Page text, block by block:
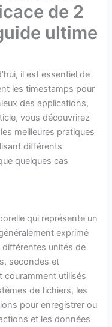
de 2
ultime
il est essentiel de
les timestamps pour
des applications,
vous découvrirez
meilleures pratiques
différents
quelques cas
qui représente un
exprimé
différentes unités de
secondes et
couramment utilisés
de fichiers, les
pour enregistrer ou
et les données